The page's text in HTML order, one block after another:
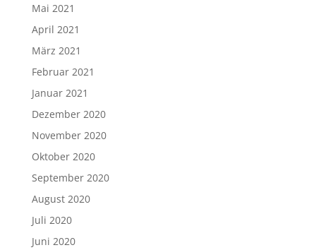
Mai 2021
April 2021
März 2021
Februar 2021
Januar 2021
Dezember 2020
November 2020
Oktober 2020
September 2020
August 2020
Juli 2020
Juni 2020